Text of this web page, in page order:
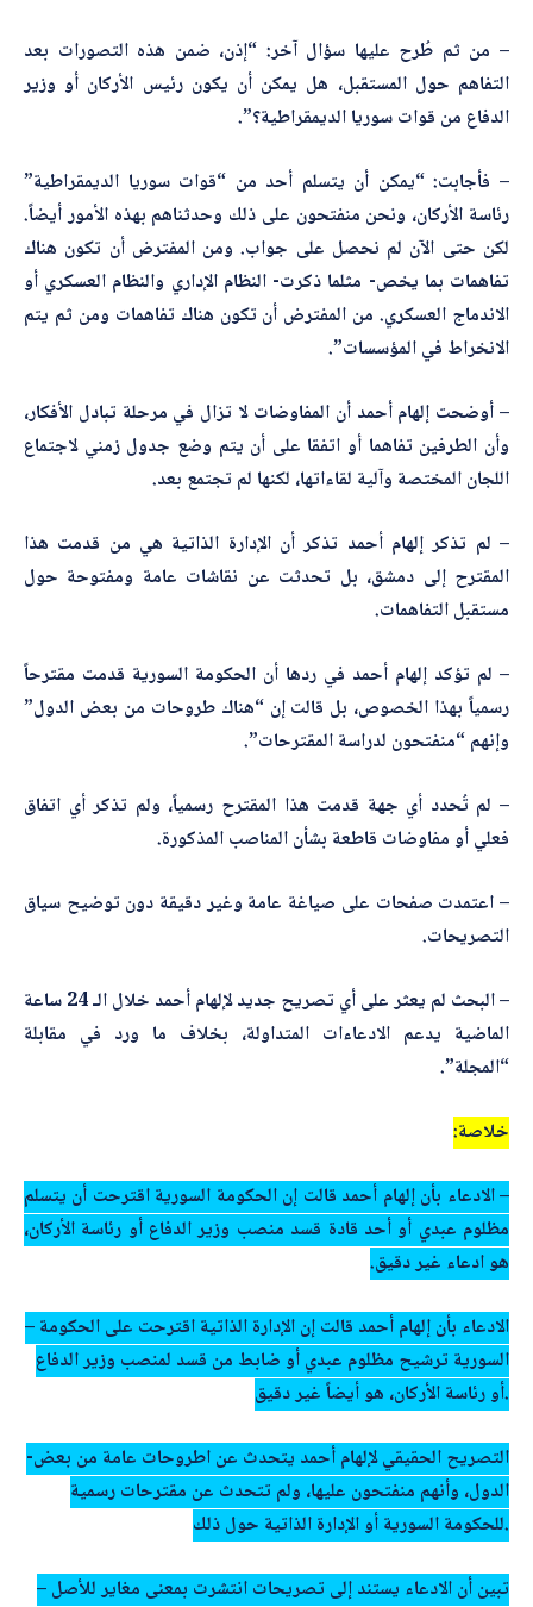
– من ثم طُرح عليها سؤال آخر: “إذن، ضمن هذه التصورات بعد
التفاهم حول المستقبل، هل يمكن أن يكون رئيس الأركان أو وزير
الدفاع من قوات سوريا الديمقراطية؟”.
– فأجابت: “يمكن أن يتسلم أحد من “قوات سوريا الديمقراطية”
رئاسة الأركان، ونحن منفتحون على ذلك وحدثناهم بهذه الأمور أيضاً.
لكن حتى الآن لم نحصل على جواب. ومن المفترض أن تكون هناك
تفاهمات بما يخص- مثلما ذكرت- النظام الإداري والنظام العسكري أو
الاندماج العسكري. من المفترض أن تكون هناك تفاهمات ومن ثم يتم
الانخراط في المؤسسات”.
– أوضحت إلهام أحمد أن المفاوضات لا تزال في مرحلة تبادل الأفكار،
وأن الطرفين تفاهما أو اتفقا على أن يتم وضع جدول زمني لاجتماع
اللجان المختصة وآلية لقاءاتها، لكنها لم تجتمع بعد.
– لم تذكر إلهام أحمد تذكر أن الإدارة الذاتية هي من قدمت هذا
المقترح إلى دمشق، بل تحدثت عن نقاشات عامة ومفتوحة حول
مستقبل التفاهمات.
– لم تؤكد إلهام أحمد في ردها أن الحكومة السورية قدمت مقترحاً
رسمياً بهذا الخصوص، بل قالت إن “هناك طروحات من بعض الدول”
وإنهم “منفتحون لدراسة المقترحات”.
– لم تُحدد أي جهة قدمت هذا المقترح رسمياً، ولم تذكر أي اتفاق
فعلي أو مفاوضات قاطعة بشأن المناصب المذكورة.
– اعتمدت صفحات على صياغة عامة وغير دقيقة دون توضيح سياق
التصريحات.
– البحث لم يعثر على أي تصريح جديد لإلهام أحمد خلال الـ 24 ساعة
الماضية يدعم الادعاءات المتداولة، بخلاف ما ورد في مقابلة
“المجلة”.
خلاصة:
– الادعاء بأن إلهام أحمد قالت إن الحكومة السورية اقترحت أن يتسلم
مظلوم عبدي أو أحد قادة قسد منصب وزير الدفاع أو رئاسة الأركان،
هو ادعاء غير دقيق.
– الادعاء بأن إلهام أحمد قالت إن الإدارة الذاتية اقترحت على الحكومة
السورية ترشيح مظلوم عبدي أو ضابط من قسد لمنصب وزير الدفاع
أو رئاسة الأركان، هو أيضاً غير دقيق.
-التصريح الحقيقي لإلهام أحمد يتحدث عن اطروحات عامة من بعض
الدول، وأنهم منفتحون عليها، ولم تتحدث عن مقترحات رسمية
للحكومة السورية أو الإدارة الذاتية حول ذلك.
–